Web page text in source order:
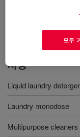
highly
need for solvents
ensuring
사용
Liquid laundry
Laundry monodose
Multipurpose cleaners
모두